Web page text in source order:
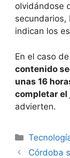
olvidándose
secundarios,
indican los
En el caso
contenido
unas 16
completar el
advierten.
Córdoba